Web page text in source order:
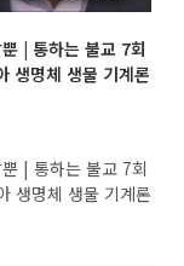
| 통하는 불교 7회
생명체 생물 기계론
| 통하는 불교 7회
생명체 생물 기계론